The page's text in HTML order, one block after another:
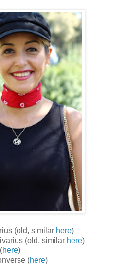
(old, similar here)
(old, similar here)
here)
(here)